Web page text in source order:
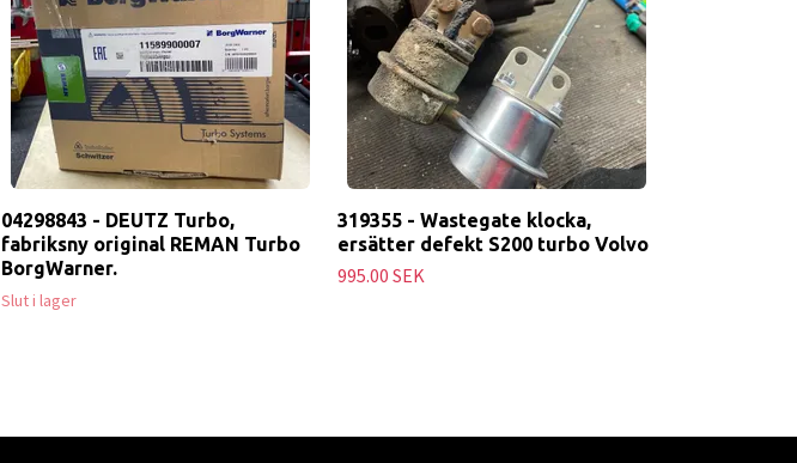
04298843 - DEUTZ Turbo,
fabriksny original REMAN Turbo
BorgWarner.
Slut i lager
319355 - Wastegate klocka,
ersätter defekt S200 turbo Volvo
995.00 SEK